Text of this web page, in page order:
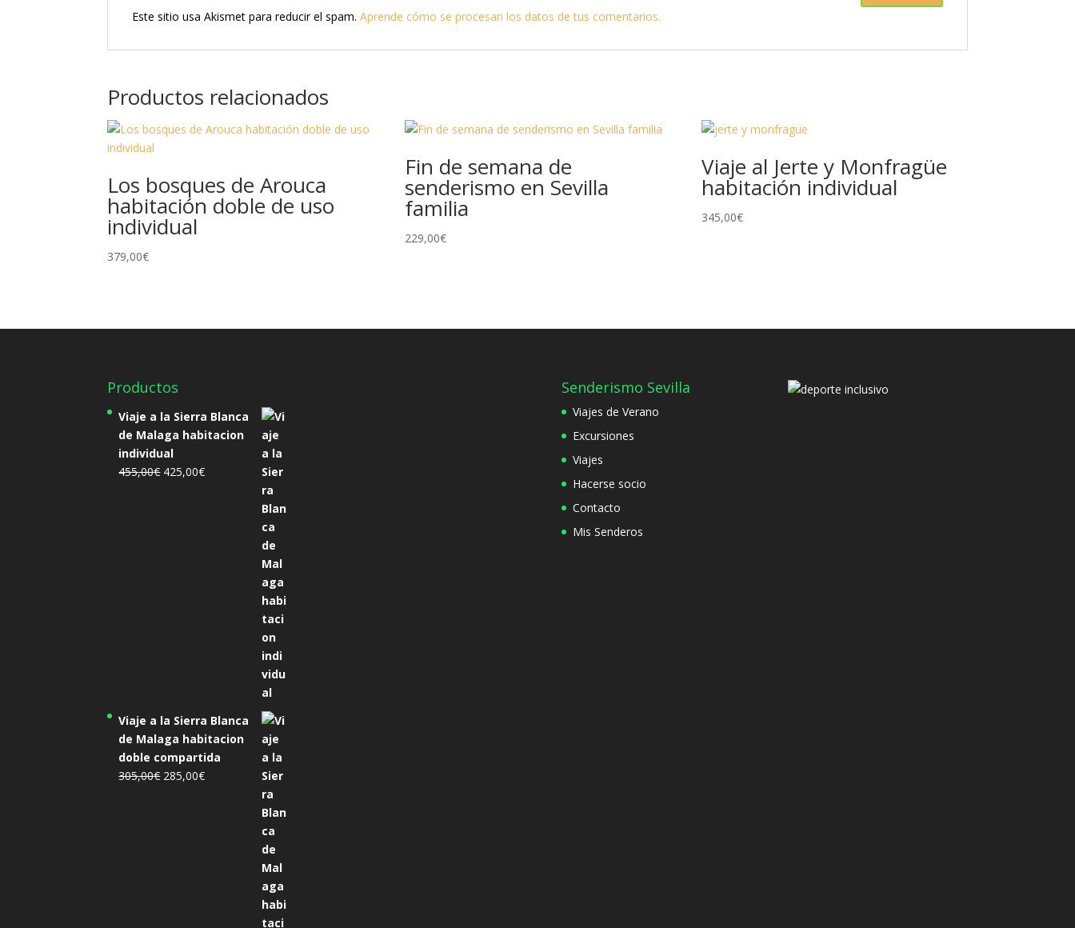
Este sitio usa Akismet para reducir el spam.Aprende cómo se procesan los datos de tus comentarios.
Productos relacionados
Los bosques de Arouca
habitación doble de uso
individual
379,00€
Fin de semana de
senderismo en Sevilla
familia
229,00€
Viaje al Jerte y Monfragüe
habitación individual
345,00€
Productos
Viaje a la Sierra Blanca
de Malaga habitacion
individual
455,00€ El
425,00€El
Viaje a la Sierra Blanca
de Malaga habitacion
doble compartida
305,00€ El
285,00€El
Senderismo Sevilla
Viajes de Verano
Excursiones
Viajes
Hacerse socio
Contacto
Mis Senderos